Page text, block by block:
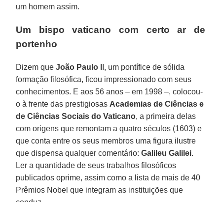
um homem assim.
Um bispo vaticano com certo ar de
portenho
Dizem queJoão Paulo I
I, um pontífice de sólida
formação filosófica, ficou impressionado com seus
conhecimentos. E aos 56 anos – em 1998 –, colocou-
o à frente das prestigiosas Academias de Ciências e
de Ciências Sociais do Vaticano, a primeira delas
com origens que remontam a quatro séculos (1603) e
que conta entre os seus membros uma figura ilustre
que dispensa qualquer comentário:Galileu Galilei.
Ler a quantidade de seus trabalhos filosóficos
publicados oprime, assim como a lista de mais de 40
Prêmios Nobel que integram as instituições que